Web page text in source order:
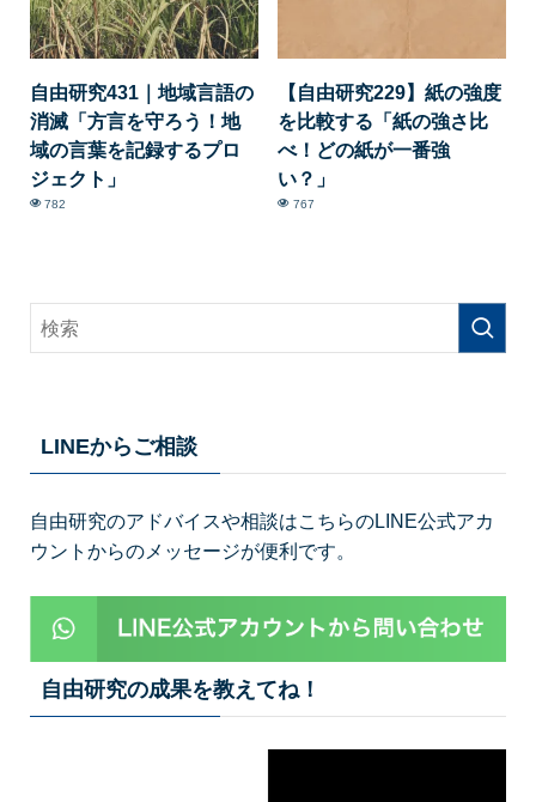
自由研究431｜地域言語の
消滅「方言を守ろう！地
域の言葉を記録するプロ
ジェクト」
782
【自由研究229】紙の強度
を比較する「紙の強さ比
べ！どの紙が一番強
い？」
767
LINEからご相談
自由研究のアドバイスや相談はこちらのLINE公式アカ
ウントからのメッセージが便利です。
自由研究の成果を教えてね！